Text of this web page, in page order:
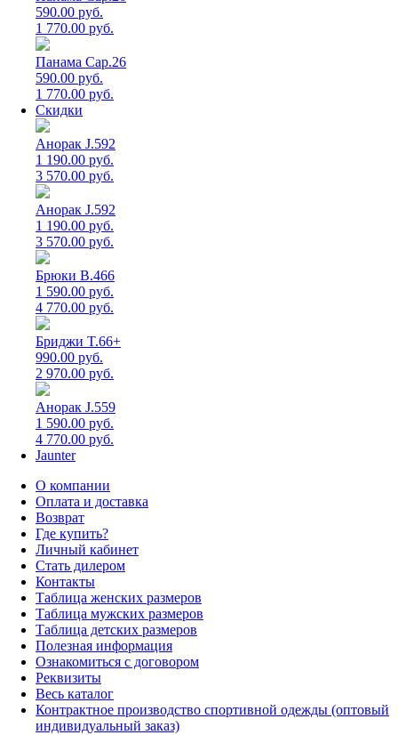
590.00 руб.
1 770.00 руб.
Панама Cap.26
590.00 руб.
1 770.00 руб.
Скидки
Анорак J.592
1 190.00 руб.
3 570.00 руб.
Анорак J.592
1 190.00 руб.
3 570.00 руб.
Брюки B.466
1 590.00 руб.
4 770.00 руб.
Бриджи T.66+
990.00 руб.
2 970.00 руб.
Анорак J.559
1 590.00 руб.
4 770.00 руб.
Jaunter
О компании
Оплата и доставка
Возврат
Где купить?
Личный кабинет
Стать дилером
Контакты
Таблица женских размеров
Таблица мужских размеров
Таблица детских размеров
Полезная информация
Ознакомиться с договором
Реквизиты
Весь каталог
Контрактное производство спортивной одежды (оптовый
индивидуальный заказ)